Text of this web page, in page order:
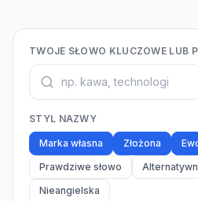
TWOJE SŁOWO KLUCZOWE LUB
STYL NAZWY
Marka własna Złożona
Prawdziwe słowo
Nieangielska